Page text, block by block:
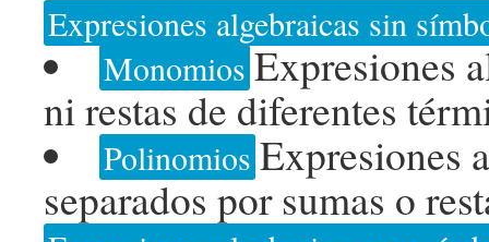
Expresiones algebraicas sin
Monomios Expresiones
ni restas de diferentes
Polinomios Expresiones
separados por sumas o